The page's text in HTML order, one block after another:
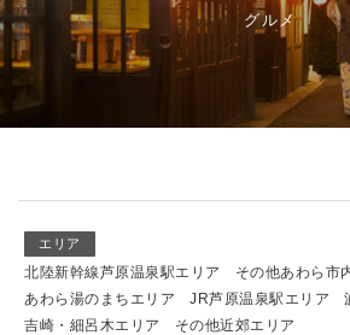
グルメ
エリア
北陸新幹線芦原温泉駅エリア
その他あわら市
あわら湯のまちエリア
JR芦原温泉駅エリア
吉崎・細呂木エリア
その他近郊エリア